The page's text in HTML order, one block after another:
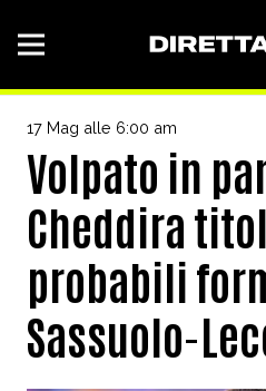
17 Mag alle 6:00 am
Volpato in
Cheddira
probabili
Sassuolo-